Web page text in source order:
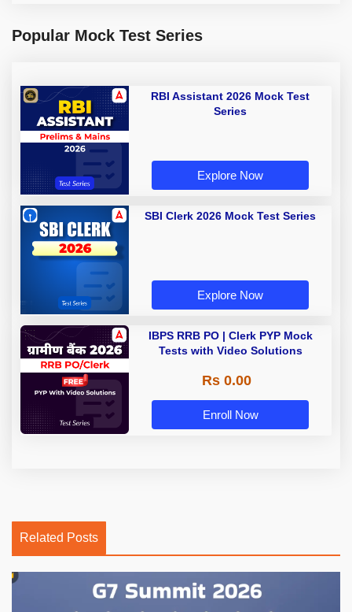
Popular Mock Test Series
RBI Assistant 2026 Mock Test
Series
Explore Now
SBI Clerk 2026 Mock Test Series
Explore Now
IBPS RRB PO | Clerk PYP Mock
Tests with Video Solutions
Rs 0.00
Enroll Now
Related Posts